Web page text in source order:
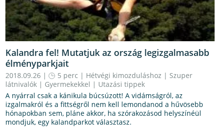
Kalandra fel! Mutatjuk az ország legizgalmasabb
élményparkjait
2018.09.26 | 5 perc | Hétvégi kimozduláshoz | Szuper
látnivalók | Gyermekekkel | Utazási tippek
A nyárral csak a kánikula búcsúzott! A vidámságról, az
izgalmakról és a fittségről nem kell lemondanod a hűvösebb
hónapokban sem, pláne akkor, ha szórakozásod helyszínéül
mondjuk, egy kalandparkot választasz.